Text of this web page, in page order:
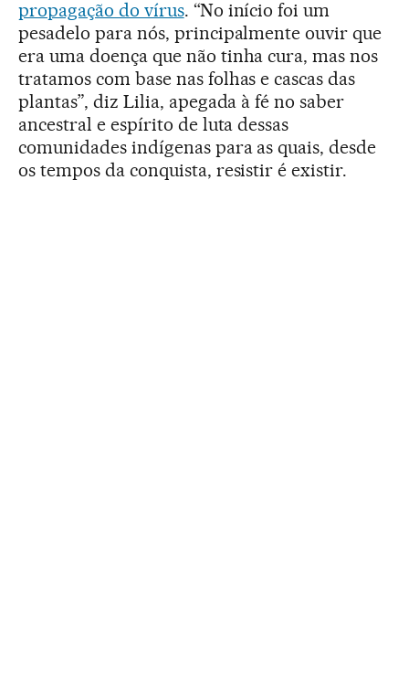
propagação do vírus. “No início foi um
pesadelo para nós, principalmente ouvir que
era uma doença que não tinha cura, mas nos
tratamos com base nas folhas e cascas das
plantas”, diz Lilia, apegada à fé no saber
ancestral e espírito de luta dessas
comunidades indígenas para as quais, desde
os tempos da conquista, resistir é existir.